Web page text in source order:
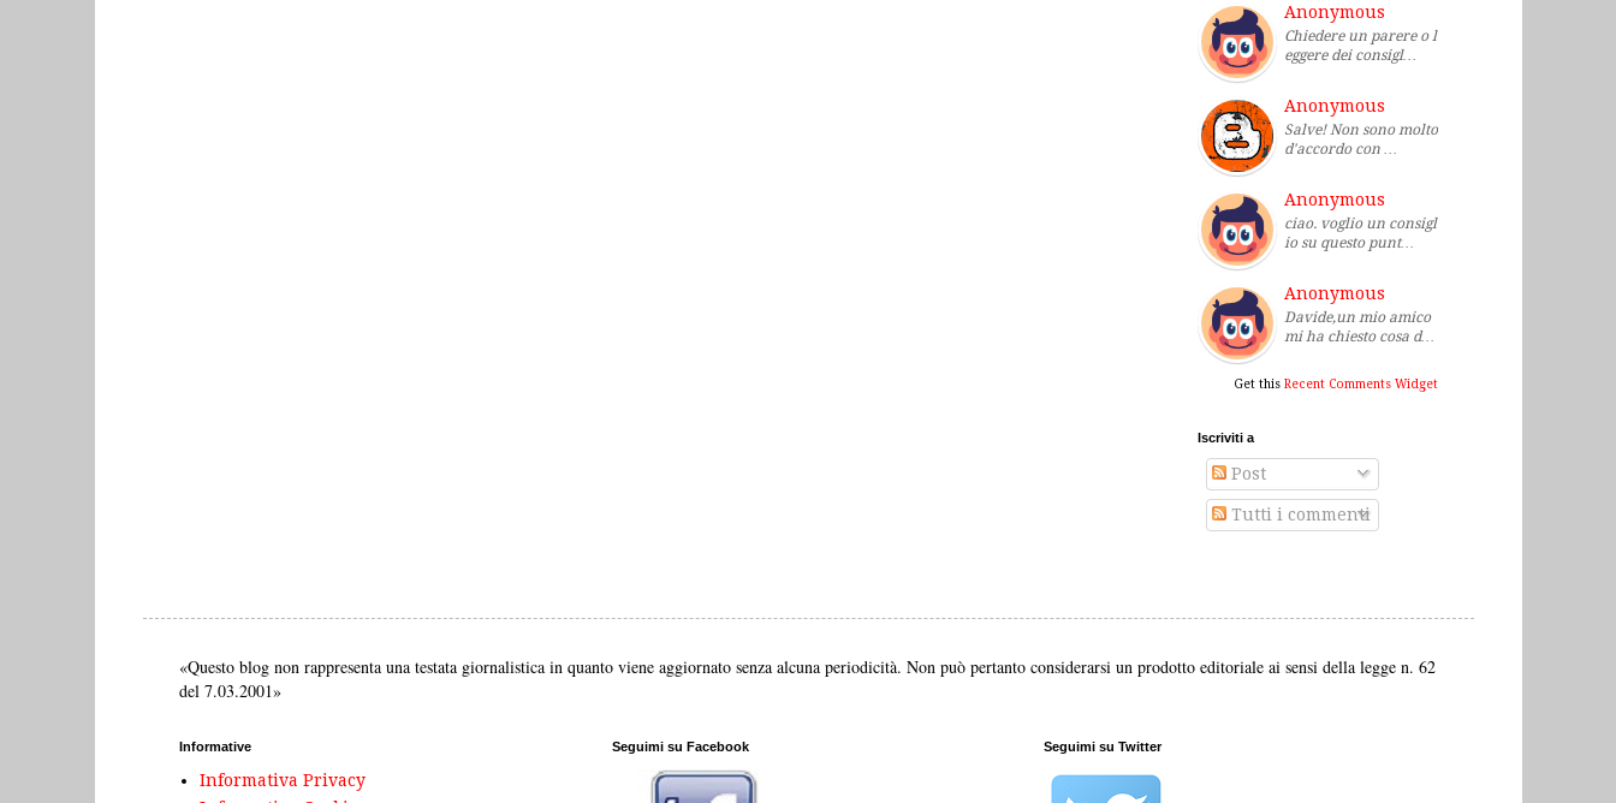
Anonymous
Chiedere un parere o l
eggere dei consigl…
Anonymous
Salve! Non sono molto
d'accordo con …
Anonymous
ciao. voglio un consigl
io su questo punt…
Anonymous
Davide,un mio amico
mi ha chiesto cosa d…
Get this Recent Comments Widget
Iscriviti a
Post
Tutti i commenti
«Questo blog non rappresenta una testata giornalistica in quanto viene aggiornato senza alcuna periodicità. Non può pertanto considerarsi un prodotto editoriale ai sensi della legge n. 62
del 7.03.2001»
Informative
Informativa Privacy
Seguimi su Facebook Seguimi su Twitter